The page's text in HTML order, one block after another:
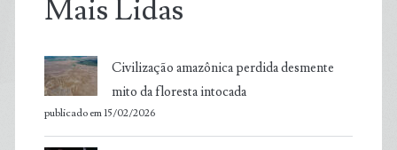
Mais Lidas
Civilização amazônica perdida desmente
mito da floresta intocada
publicado em 15/02/2026